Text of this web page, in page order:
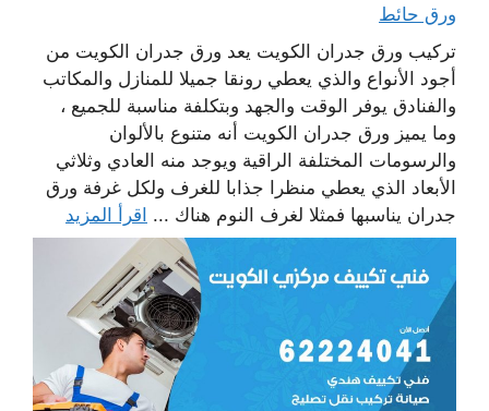
ورق حائط
تركيب ورق جدران الكويت يعد ورق جدران الكويت من
أجود الأنواع والذي يعطي رونقا جميلا للمنازل والمكاتب
والفنادق يوفر الوقت والجهد وبتكلفة مناسبة للجميع ،
وما يميز ورق جدران الكويت أنه متنوع بالألوان
والرسومات المختلفة الراقية ويوجد منه العادي وثلاثي
الأبعاد الذي يعطي منظرا جذابا للغرف ولكل غرفة ورق
جدران يناسبها فمثلا لغرف النوم هناك ... اقرأ المزيد